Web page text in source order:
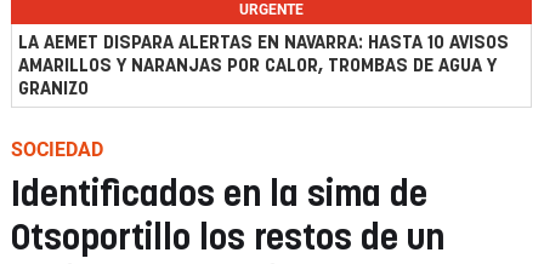
URGENTE
LA AEMET DISPARA ALERTAS EN NAVARRA: HASTA 10 AVISOS
AMARILLOS Y NARANJAS POR CALOR, TROMBAS DE AGUA Y
GRANIZO
SOCIEDAD
Identificados en la sima de
Otsoportillo los restos de un